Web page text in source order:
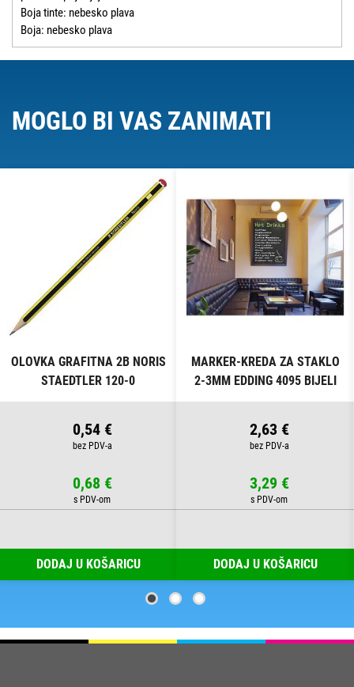
Boja tinte: nebesko plava
Boja: nebesko plava
MOGLO BI VAS ZANIMATI
OLOVKA GRAFITNA 2B NORIS
STAEDTLER 120-0
0,54 €
0,68 €
DODAJ U KOŠARICU
MARKER-KREDA ZA STAKLO
2-3MM EDDING 4095 BIJELI
2,63 €
3,29 €
DODAJ U KOŠARICU